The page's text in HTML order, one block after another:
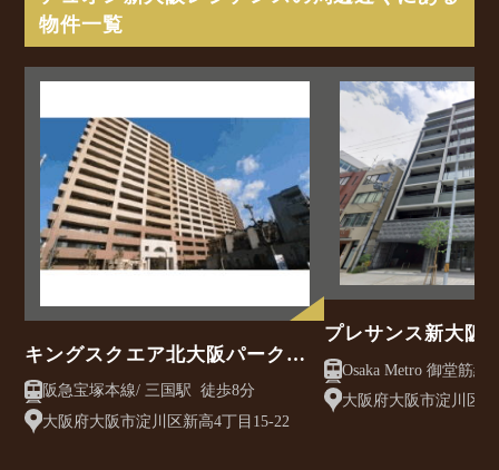
物件一覧
キングスクエア北大阪パークフ
ェリス2番館
阪急宝塚本線/ 三国駅 徒歩8分
大阪府大阪市淀川区新高4丁目15-22
プレサンス新大阪
Osaka Metro 御堂筋線/ 西中島南方駅 徒
歩3分
大阪府大阪市淀川区